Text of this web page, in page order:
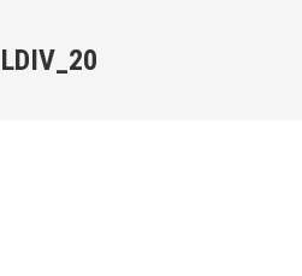
LDIV_20